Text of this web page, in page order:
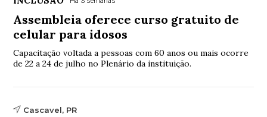
Assembleia oferece curso gratuito de
celular para idosos
Capacitação voltada a pessoas com 60 anos ou mais ocorre
de 22 a 24 de julho no Plenário da instituição.
Cascavel, PR